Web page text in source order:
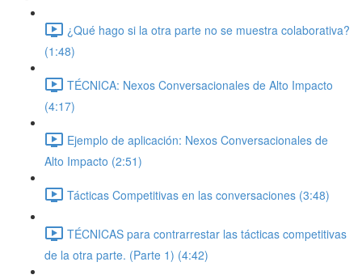
¿Qué hago si la otra parte no se muestra colaborativa?
(1:48)
TÉCNICA: Nexos Conversacionales de Alto Impacto
(4:17)
Ejemplo de aplicación: Nexos Conversacionales de
Alto Impacto (2:51)
Tácticas Competitivas en las conversaciones (3:48)
TÉCNICAS para contrarrestar las tácticas competitivas
de la otra parte. (Parte 1) (4:42)